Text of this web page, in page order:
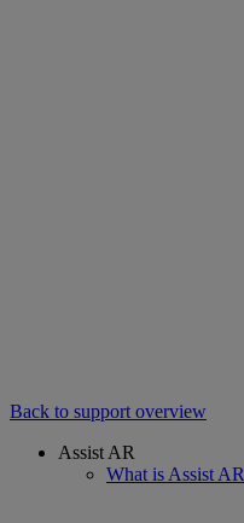
Back to support overview
Assist AR
What is Assist AR